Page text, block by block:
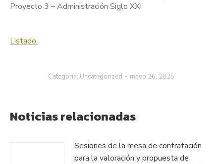
Proyecto 3 – Administración Siglo XXI
Listado.
Categoría: Uncategorized mayo 26, 2025
Noticias relacionadas
Sesiones de la mesa de contratación
para la valoración y propuesta de